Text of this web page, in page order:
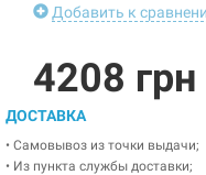
Добавить к
4208 грн
ДОСТАВКА
• Самовывоз из точки выдачи;
• Из пункта службы доставки;